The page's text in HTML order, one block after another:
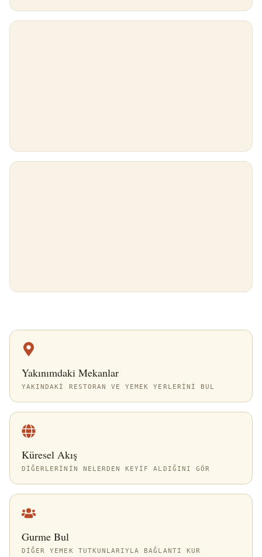
Yakınımdaki Mekanlar
YAKINDAKI RESTORAN VE YEMEK YERLERINI BUL
Küresel Akış
DIĞERLERININ NELERDEN KEYIF ALDIĞINI GÖR
Gurme Bul
DIĞER YEMEK TUTKUNLARIYLA BAĞLANTI KUR